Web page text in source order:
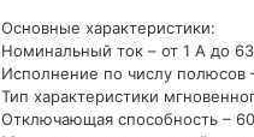
Основные характеристики:
Номинальный ток – от 1 А до
Исполнение по числу полюсов
Тип характеристики
Отключающая способность –